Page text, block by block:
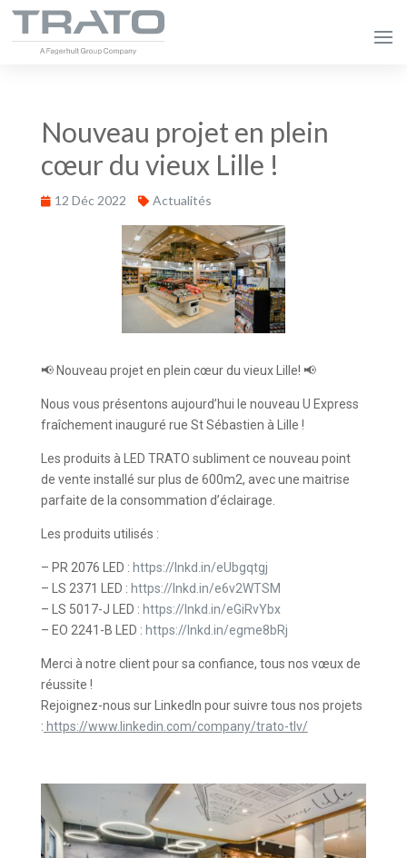
Nouveau projet en plein
cœur du vieux Lille !
12 Déc 2022 Actualités
📢 Nouveau projet en plein cœur du vieux Lille! 📢
Nous vous présentons aujourd’hui le nouveau U Express
fraîchement inauguré rue St Sébastien à Lille !
Les produits à LED TRATO subliment ce nouveau point
de vente installé sur plus de 600m2, avec une maitrise
parfaite de la consommation d’éclairage.
Les produits utilisés :
– PR 2076 LED : https://lnkd.in/eUbgqtgj
– LS 2371 LED : https://lnkd.in/e6v2WTSM
– LS 5017-J LED : https://lnkd.in/eGiRvYbx
– EO 2241-B LED : https://lnkd.in/egme8bRj
Merci à notre client pour sa confiance, tous nos vœux de
réussite !
Rejoignez-nous sur LinkedIn pour suivre tous nos projets
: https://www.linkedin.com/company/trato-tlv/